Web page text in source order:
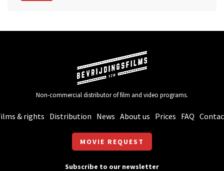
Non-commercial distributor of film and video programs.
& rights Distribution News About us Prices FAQ
MOVIE REQUEST
Subscribe to our newsletter